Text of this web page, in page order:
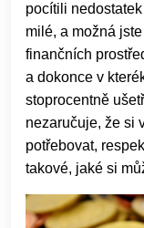
pocítili
milé, a možná
finančních
a dokonce v
stoprocentně
nezaručuje, že si
potřebovat,
takové, jaké si